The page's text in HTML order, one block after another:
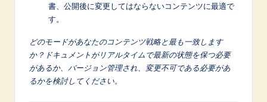
書、公開後に変更してはならないコンテンツに最適で
す。
どのモードがあなたのコンテンツ戦略と最も一致します
か？ドキュメントがリアルタイムで最新の状態を保つ必要
があるか、バージョン管理され、変更不可である必要があ
るかを検討してください。